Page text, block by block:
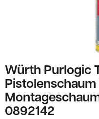
Würth Purlogic
Pistolenschaum
0892142